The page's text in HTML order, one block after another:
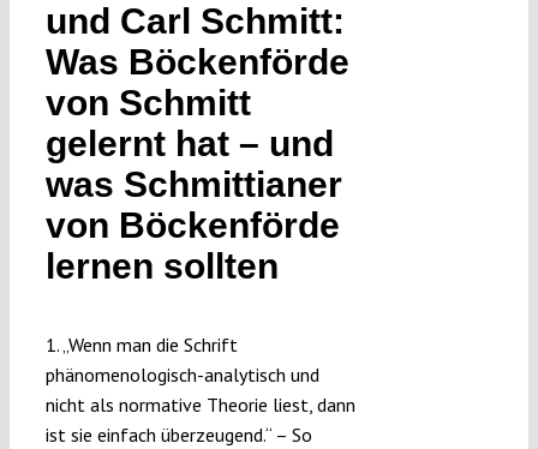
Submissions
und Carl Schmitt:
Was Böckenförde
von Schmitt
gelernt hat – und
was Schmittianer
von Böckenförde
lernen sollten
1. „Wenn man die Schrift
phänomenologisch-analytisch und
nicht als normative Theorie liest, dann
ist sie einfach überzeugend.“ – So